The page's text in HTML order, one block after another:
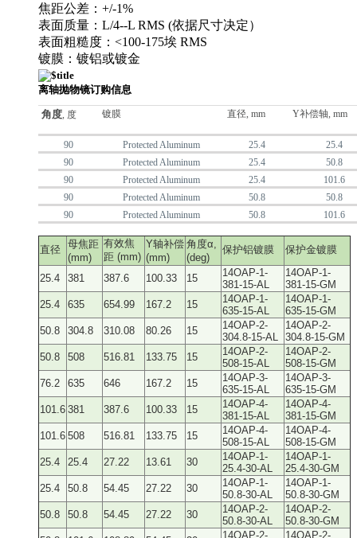
焦距公差：+/-1%
表面质量：L/4--L RMS (依据尺寸决定）
表面粗糙度：<100-175埃 RMS
镀膜：镀铝或镀金
离轴抛物镜订购信息
角度, 度 镀膜 直径, mm Y补偿轴, mm
90 Protected Aluminum 25.4
25.4
90
Protected Aluminum 25.4
50.8
90
Protected Aluminum 25.4
101.6
90
Protected Aluminum 50.8
50.8
90
Protected Aluminum 50.8 101.6
直径
母焦距
(mm)
有效焦
距 (mm)
Y轴补偿
(mm)
角度α,
(deg)
保护铝镀膜 保护金镀膜
25.4 381 387.6 100.33 15
14OAP-1-
381-15-AL
14OAP-1-
381-15-GM
25.4
635 654.99 167.2 15
14OAP-1-
635-15-AL
14OAP-1-
635-15-GM
50.8
304.8 310.08 80.26 15
14OAP-2-
304.8-15-AL
14OAP-2-
304.8-15-GM
50.8
508 516.81 133.75 15
14OAP-2-
508-15-AL
14OAP-2-
508-15-GM
76.2
635 646 167.2 15
14OAP-3-
635-15-AL
14OAP-3-
635-15-GM
101.6 381 387.6 100.33 15
14OAP-4-
381-15-AL
14OAP-4-
381-15-GM
101.6 508 516.81 133.75 15
14OAP-4-
508-15-AL
14OAP-4-
508-15-GM
25.4
25.4 27.22 13.61 30
14OAP-1-
25.4-30-AL
14OAP-1-
25.4-30-GM
25.4
50.8 54.45 27.22 30
14OAP-1-
50.8-30-AL
14OAP-1-
50.8-30-GM
50.8
50.8 54.45 27.22 30
14OAP-2-
50.8-30-AL
14OAP-2-
50.8-30-GM
14OAP-2- 14OAP-2-